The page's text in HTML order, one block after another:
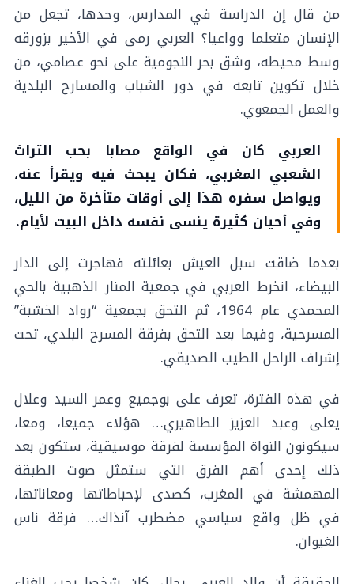
من قال إن الدراسة في المدارس، وحدها، تجعل من
الإنسان متعلما وواعيا؟ العربي رمى في الأخير بزورقه
وسط محيطه، وشق بحر النجومية على نحو عصامي، من
خلال تكوين تابعه في دور الشباب والمسارح البلدية
والعمل الجمعوي.
العربي كان في الواقع مصابا بحب التراث
الشعبي المغربي، فكان يبحث فيه ويقرأ عنه،
ويواصل سفره هذا إلى أوقات متأخرة من الليل،
وفي أحيان كثيرة ينسى نفسه داخل البيت لأيام.
بعدما ضاقت سبل العيش بعائلته فهاجرت إلى الدار
البيضاء، انخرط العربي في جمعية المنار الذهبية بالحي
المحمدي عام 1964، ثم التحق بجمعية “رواد الخشبة”
المسرحية، وفيما بعد التحق بفرقة المسرح البلدي، تحت
إشراف الراحل الطيب الصديقي.
في هذه الفترة، تعرف على بوجميع وعمر السيد وعلال
يعلى وعبد العزيز الطاهيري… هؤلاء جميعا، ومعا،
سيكونون النواة المؤسسة لفرقة موسيقية، ستكون بعد
ذلك إحدى أهم الفرق التي ستمثل صوت الطبقة
المهمشة في المغرب، كصدى لإحباطاتها ومعاناتها،
في ظل واقع سياسي مضطرب آنذاك… فرقة ناس
الغيوان.